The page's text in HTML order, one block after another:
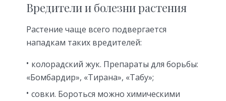
Вредители и болезни растения
Растение чаще всего подвергается
нападкам таких вредителей:
колорадский жук. Препараты для борьбы:
«Бомбардир», «Тирана», «Табу»;
совки. Бороться можно химическими